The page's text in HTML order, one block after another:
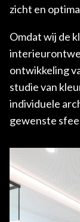
zicht en
Omdat wij de
ontwikkeling
studie van
individuele
gewenste